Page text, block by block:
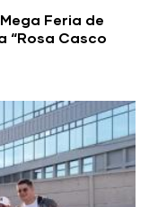
Feria de
“Rosa Casco